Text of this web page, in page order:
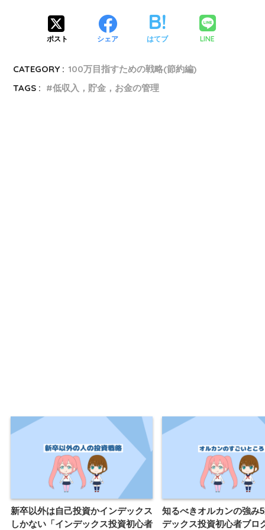
ポスト シェア はてブ LINE
CATEGORY : 100万目指すための戦略(節約編)
TAGS :
低収入，貯金，お金の管理
新卒以外は自己投資かインデックス
しかない「インデックス投資初心者
知るべきオルカンの強み
デックス投資初心者ブロ